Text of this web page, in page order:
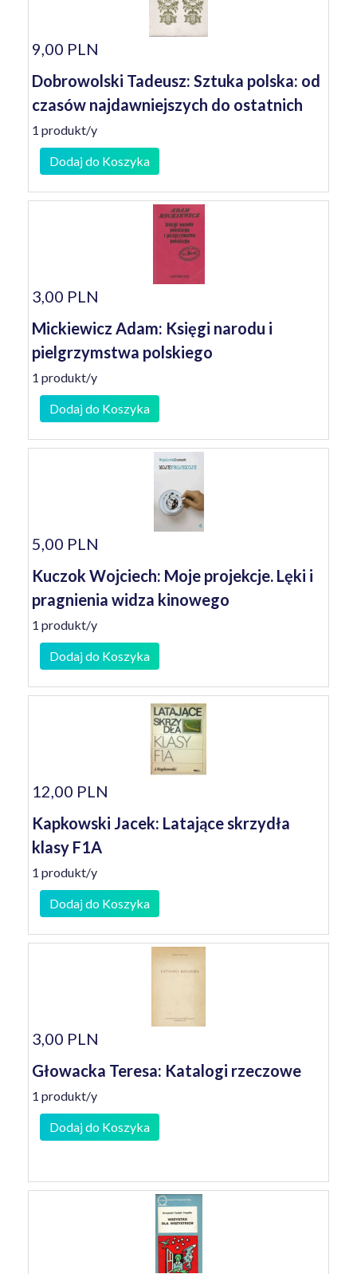
9,00 PLN
Dobrowolski Tadeusz: Sztuka polska: od
czasów najdawniejszych do ostatnich
1 produkt/y
Dodaj do Koszyka
3,00 PLN
Mickiewicz Adam: Księgi narodu i
pielgrzymstwa polskiego
1 produkt/y
Dodaj do Koszyka
5,00 PLN
Kuczok Wojciech: Moje projekcje. Lęki i
pragnienia widza kinowego
1 produkt/y
Dodaj do Koszyka
12,00 PLN
Kapkowski Jacek: Latające skrzydła
klasy F1A
1 produkt/y
Dodaj do Koszyka
3,00 PLN
Głowacka Teresa: Katalogi rzeczowe
1 produkt/y
Dodaj do Koszyka